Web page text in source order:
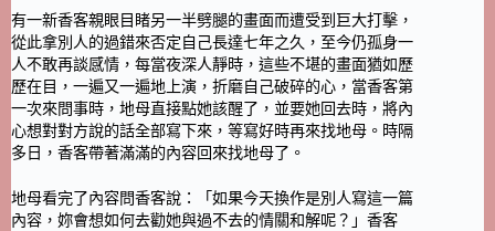
有一新香客親眼目睹另一半劈腿的畫面而遭受到巨大打擊，
從此拿別人的過錯來否定自己長達七年之久，至今仍孤身一
人不敢再談感情，每當夜深人靜時，這些不堪的畫面猶如歷
歷在目，一遍又一遍地上演，折磨自己破碎的心，當香客第
一次來問事時，地母直接點她該醒了，並要她回去時，將內
心想對對方說的話全部寫下來，等寫好時再來找地母。時隔
多日，香客帶著滿滿的內容回來找地母了。
地母看完了內容問香客說：「如果今天換作是別人寫這一篇
內容，妳會想如何去勸她與過不去的情關和解呢？」香客